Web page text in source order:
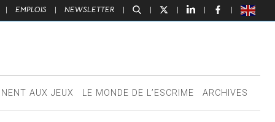
| EMPLOIS | NEWSLETTER | | | | |
AUX JEUX LE MONDE DE L’ESCRIME ARCHIVES